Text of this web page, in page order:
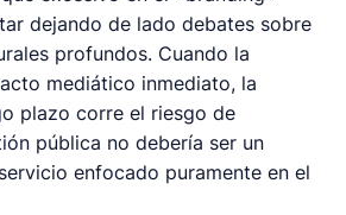
dejando de lado debates sobre
profundos. Cuando la
mediático inmediato, la
plazo corre el riesgo de
pública no debería ser un
enfocado puramente en el